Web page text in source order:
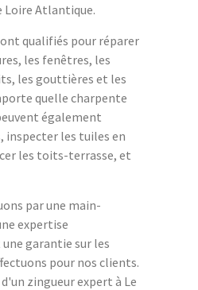
Atlantique.
qualifiés pour réparer
les fenêtres, les
les gouttières et les
quelle charpente
également
inspecter les tuiles en
les toits-terrasse, et
par une main-
expertise
garantie sur les
pour nos clients.
zingueur expert à Le